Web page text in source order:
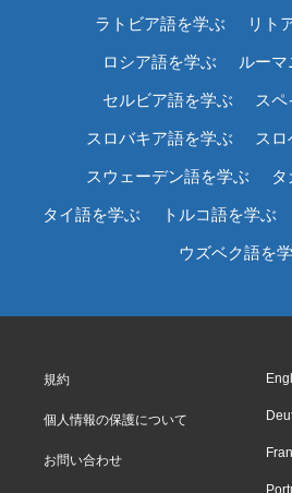
ラトビア語を学ぶ リト
ロシア語を学ぶ ルー
セルビア語を学ぶ ス
スロバキア語を学ぶ ス
スウェーデン語を学ぶ
タイ語を学ぶ トルコ語を学ぶ
ウズベク語を
規約
個人情報の保護について
お問い合わせ